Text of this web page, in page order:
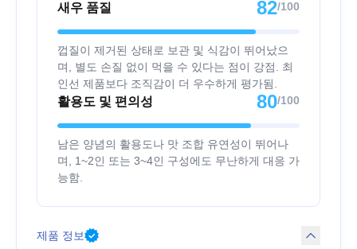
새우 품질 82/100
껍질이 제거된 상태로 보관 및 식감이 뛰어났으
며, 별도 손질 없이 먹을 수 있다는 점이 강점. 최
인선 제품보다 조직감이 더 우수하게 평가됨.
활용도 및 편의성 80/100
남은 양념의 활용도나 맛 조합 유연성이 뛰어나
며, 1~2인 또는 3~4인 구성에도 무난하게 대응 가
능함.
제품 정보